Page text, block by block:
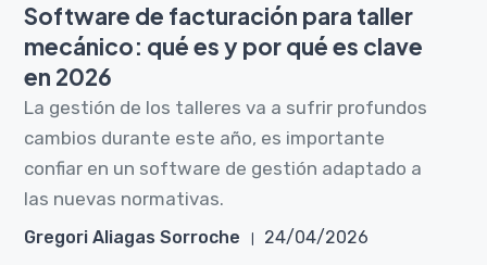
Software de facturación para taller
mecánico: qué es y por qué es clave
en 2026
La gestión de los talleres va a sufrir profundos
cambios durante este año, es importante
confiar en un software de gestión adaptado a
las nuevas normativas.
Gregori Aliagas Sorroche 24/04/2026